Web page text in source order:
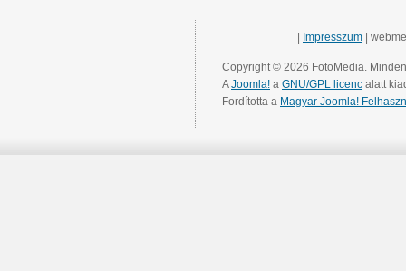
Impresszum |
Copyright © 2026 FotoMedia.
AJoomla! a GNU/GPL licenc alatt
Fordította a Magyar Joomla!